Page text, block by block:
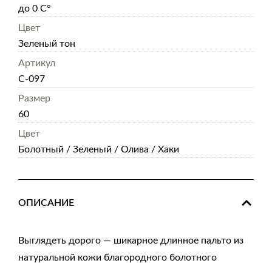
до 0 С°
Цвет
Зеленый тон
Артикул
С-097
Размер
60
Цвет
Болотный / Зеленый / Олива / Хаки
ОПИСАНИЕ
Выглядеть дорого — шикарное длинное пальто из
натуральной кожи благородного болотного